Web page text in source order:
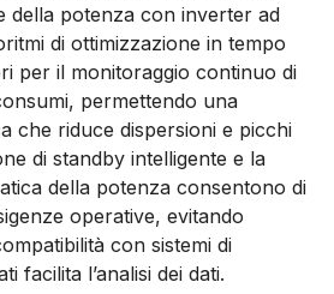
della potenza con inverter ad
di ottimizzazione in tempo
per il monitoraggio continuo di
permettendo una
che riduce dispersioni e picchi
di standby intelligente e la
della potenza consentono di
operative, evitando
con sistemi di
facilita l’analisi dei dati.